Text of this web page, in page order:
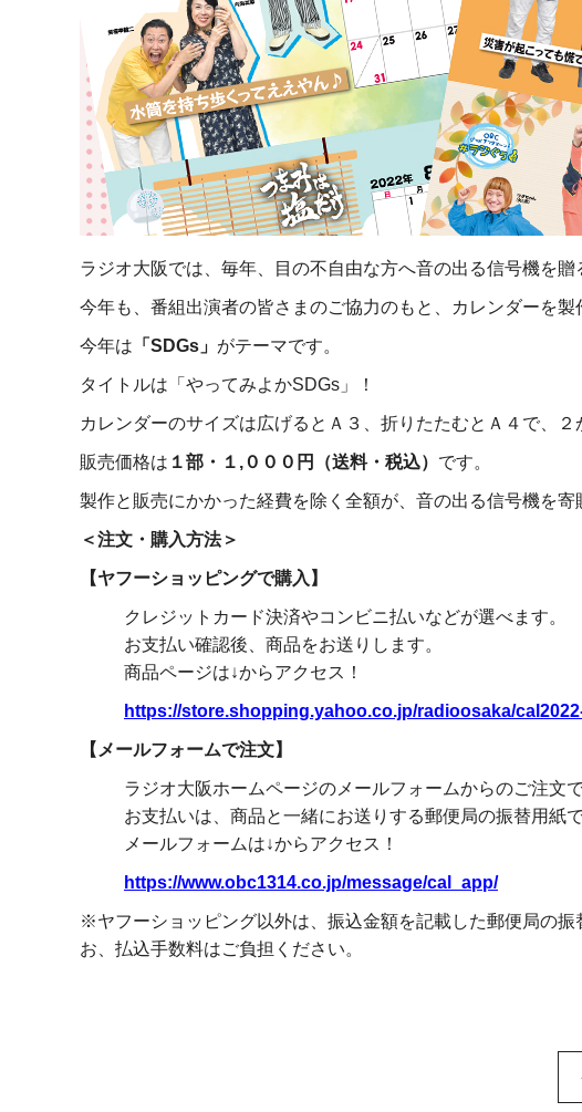
ラジオ大阪では、毎年、目の不自由な方へ音の出る信号機を
今年も、番組出演者の皆さまのご協力のもと、カレンダーを製
今年は 「SDGs」 がテーマです。
タイトルは「やってみよかSDGs」！
カレンダーのサイズは広げるとＡ３、折りたたむとＡ４で、
販売価格は １部・１,０００円（送料・税込） です。
製作と販売にかかった経費を除く全額が、音の出る信号機を寄
＜注文・購入方法＞
【ヤフーショッピングで購入】
クレジットカード決済やコンビニ払いなどが選べます。
お支払い確認後、商品をお送りします。
商品ページは↓からアクセス！
https://store.shopping.yahoo.co.jp/radioosaka/
【メールフォームで注文】
ラジオ大阪ホームページのメールフォームからのご注文で
お支払いは、商品と一緒にお送りする郵便局の振替用紙で
メールフォームは↓からアクセス！
https://www.obc1314.co.jp/message/cal_app/
※ヤフーショッピング以外は、振込金額を記載した郵便局の
お、払込手数料はご負担ください。